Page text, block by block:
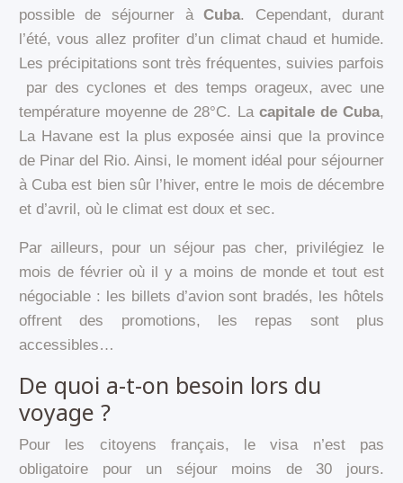
possible de séjourner àCuba. Cependant, durant
l’été, vous allez profiter d’un climat chaud et humide.
Les précipitations sont très fréquentes, suivies parfois
par des cyclones et des temps orageux, avec une
température moyenne de 28°C. La capitale de Cuba,
La Havane est la plus exposée ainsi que la province
de Pinar del Rio. Ainsi, le moment idéal pour séjourner
à Cuba est bien sûr l’hiver, entre le mois de décembre
et d’avril, où le climat est doux et sec.
Par ailleurs, pour un séjour pas cher, privilégiez le
mois de février où il y a moins de monde et tout est
négociable : les billets d’avion sont bradés, les hôtels
offrent des promotions, les repas sont plus
accessibles…
De quoi a-t-on besoin lors du
voyage ?
Pour les citoyens français, le visa n’est pas
obligatoire pour un séjour moins de 30 jours.